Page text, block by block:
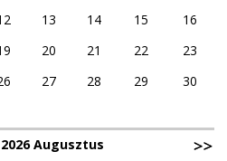
13 14 15
16
20 21 22
23
27 28 29
30
2026 Augusztus